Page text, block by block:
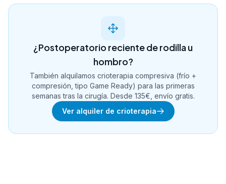
¿Postoperatorio reciente de rodilla u
hombro?
También alquilamos crioterapia compresiva (frío +
compresión, tipo Game Ready) para las primeras
semanas tras la cirugía. Desde 135€, envío gratis.
Ver alquiler de crioterapia